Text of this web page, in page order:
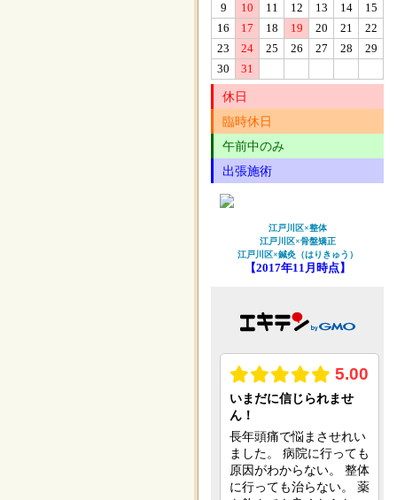
9
10 11 12 13 14
15
16
17 18 19 20 21
22
23
24 25 26 27 28
29
30
31
休日
臨時休日
午前中のみ
出張施術
江戸川区×整体
江戸川区×骨盤矯正
江戸川区×鍼灸（はりきゅう）
【2017年11月時点】